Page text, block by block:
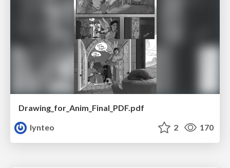
Drawing_for_Anim_Final_PDF.pdf
lynteo
2 170